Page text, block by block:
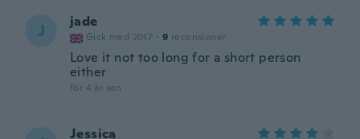
J jade
Gick med 2017 · 9 recensioner
Love it not too long for a short person
either
för 4 år sen
Jessica